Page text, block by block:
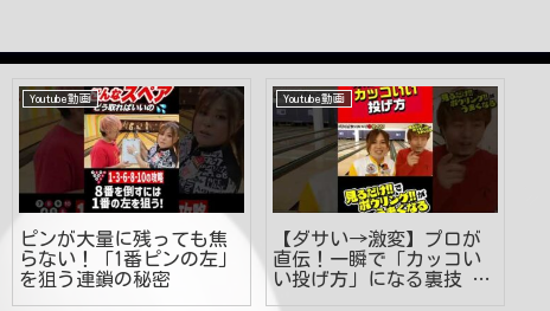
Youtube動画
ピンが大量に残っても焦
らない！「1番ピンの左」
を狙う連鎖の秘密
Youtube動画
【ダサい→激変】プロが
直伝！一瞬で「カッコい
い投げ方」になる裏技 #